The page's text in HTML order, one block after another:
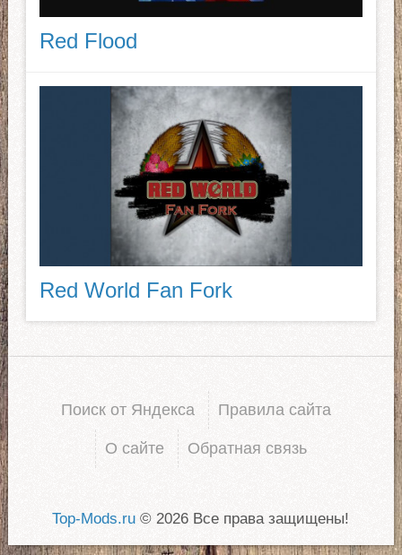
Red Flood
Red World Fan Fork
Поиск от Яндекса Правила сайта
О сайте Обратная связь
Top-Mods.ru © 2026 Все права защищены!